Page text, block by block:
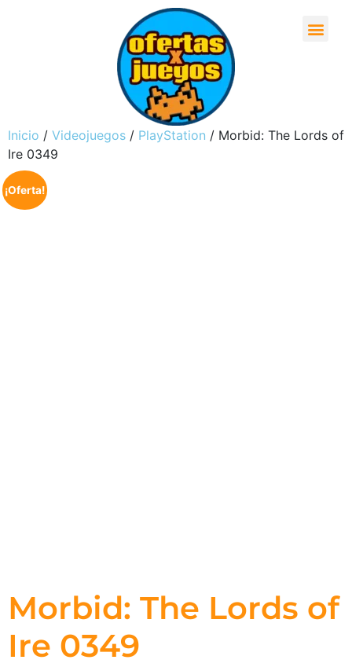
Inicio / Videojuegos / PlayStation / Morbid: The Lords of
Ire 0349
¡Oferta!
Morbid: The Lords of
Ire 0349